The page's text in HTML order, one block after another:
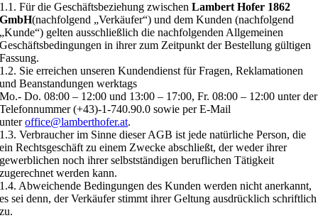
1.1. Für die Geschäftsbeziehung zwischenLambert Hofer 1862
GmbH(nachfolgend „Verkäufer“) und dem Kunden (nachfolgend
„Kunde“) gelten ausschließlich die nachfolgenden Allgemeinen
Geschäftsbedingungen in ihrer zum Zeitpunkt der Bestellung gültigen
Fassung.
1.2. Sie erreichen unseren Kundendienst für Fragen, Reklamationen
und Beanstandungen werktags
Mo.- Do. 08:00 – 12:00 und 13:00 – 17:00, Fr. 08:00 – 12:00 unter der
Telefonnummer (+43)-1-740.90.0 sowie per E-Mail
unteroffice@lamberthofer.at.
1.3. Verbraucher im Sinne dieser AGB ist jede natürliche Person, die
ein Rechtsgeschäft zu einem Zwecke abschließt, der weder ihrer
gewerblichen noch ihrer selbstständigen beruflichen Tätigkeit
zugerechnet werden kann.
1.4. Abweichende Bedingungen des Kunden werden nicht anerkannt,
es sei denn, der Verkäufer stimmt ihrer Geltung ausdrücklich schriftlich
zu.